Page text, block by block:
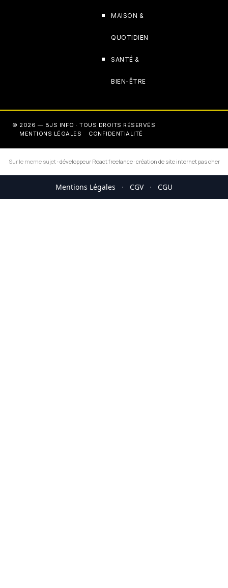
MAISON &
QUOTIDIEN
SANTÉ &
BIEN-ÊTRE
© 2026 — BJS INFO · TOUS DROITS RÉSERVÉS
MENTIONS LÉGALES
CONFIDENTIALITÉ
Sur le meme sujet : développeur React freelance·création de site internet pas cher
Mentions Légales · CGV · CGU